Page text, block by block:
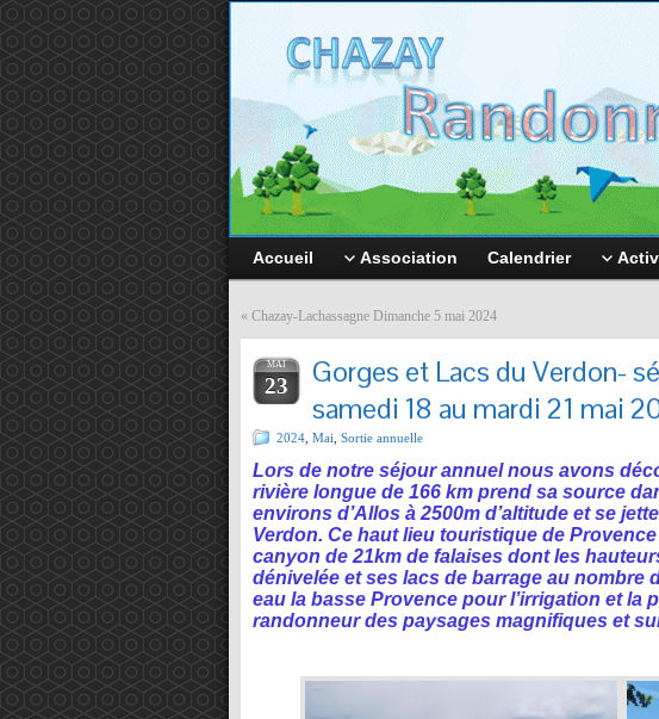
Accueil Association Calendrier
« Chazay-Lachassagne Dimanche 5 mai 2024
MAI
23
Gorges et Lacs du Verdon-
samedi 18 au mardi 21 mai
2024 Mai Sortie annuelle
Lors de notre séjour annuel nous avons
rivière longue de 166 km prend sa source
environs d’Allos à 2500m d’altitude et se
Verdon. Ce haut lieu touristique de
canyon de 21km de falaises dont les
dénivelée et ses lacs de barrage au nombre
eau la basse Provence pour l’irrigation et la
randonneur des paysages magnifiques et